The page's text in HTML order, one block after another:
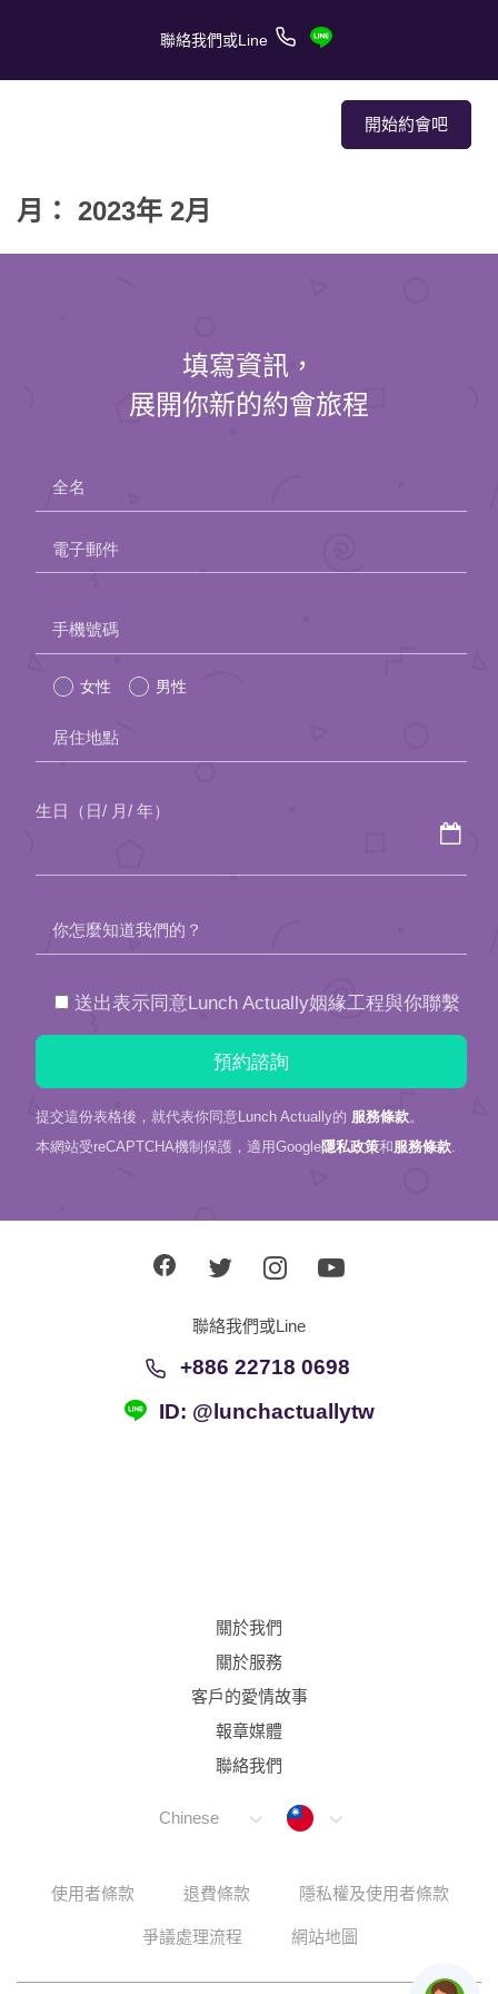
聯絡我們或Line
開始約會吧
關於我們
約會助理App
聯絡我們
月： 2023年 2月
填寫資訊，
展開你新的約會旅程
全名
電子郵件
leave
this
field
empty.
手機號碼
女性 男性
居住地點
生日（日/ 月/ 年）
你怎麼知道我們的？
送出表示同意Lunch Actually姻緣工程與你聯繫
提交這份表格後，就代表你同意Lunch Actually的 服務條款。
本網站受reCAPTCHA機制保護，適用Google隱私政策和服務條款.
聯絡我們或Line
+886 22718 0698
ID: @lunchactuallytw
關於我們
關於服務
客戶的愛情故事
報章媒體
聯絡我們
Chinese Taiwan
使用者條款 退費條款 隱私權及使用者條款
爭議處理流程 網站地圖